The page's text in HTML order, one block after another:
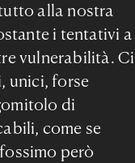
alla nostra
i tentativi a
vulnerabilità. Ci
unici, forse
di
come se
però